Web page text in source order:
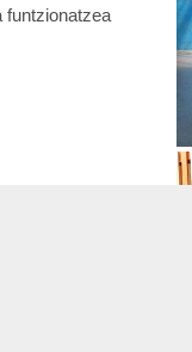
funtzionatzea